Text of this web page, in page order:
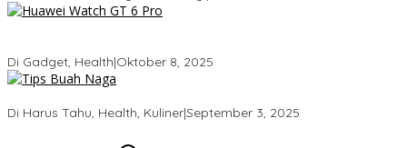
Di Gadget, Health|Oktober 8, 2025
Di Harus Tahu, Health, Kuliner|September 3, 2025